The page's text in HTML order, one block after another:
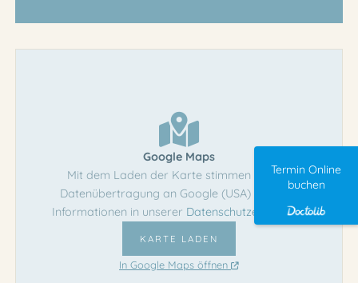
Google Maps
Mit dem Laden der Karte stimmen Sie der
Datenübertragung an Google (USA) zu. Mehr
Informationen in unserer Datenschutzerklärung.
KARTE LADEN
In Google Maps öffnen
Termin Online
buchen